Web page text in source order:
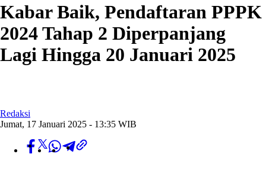
Kabar Baik, Pendaftaran PPPK
2024 Tahap 2 Diperpanjang
Lagi Hingga 20 Januari 2025
Redaksi
Jumat, 17 Januari 2025 - 13:35 WIB